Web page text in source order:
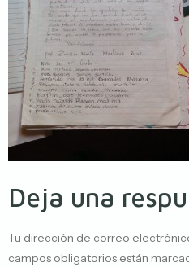
Deja una
Tu dirección de correo
campos obligatorios están